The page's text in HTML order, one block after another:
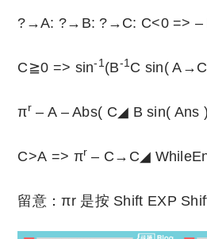
?→A: ?→B: ?→C: C<0 => –
C≧0 => sin-1(B-1C sin(
πr – A – Abs( C◢ B sin( Ans
C>A => πr – C→C◢
留意：πr 是按 Shift EXP